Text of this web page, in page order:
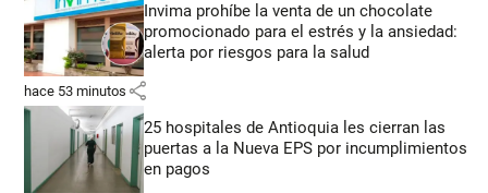
Invima prohíbe la venta de un chocolate
promocionado para el estrés y la ansiedad:
alerta por riesgos para la salud
hace 53 minutos share
25 hospitales de Antioquia les cierran las
puertas a la Nueva EPS por incumplimientos
en pagos